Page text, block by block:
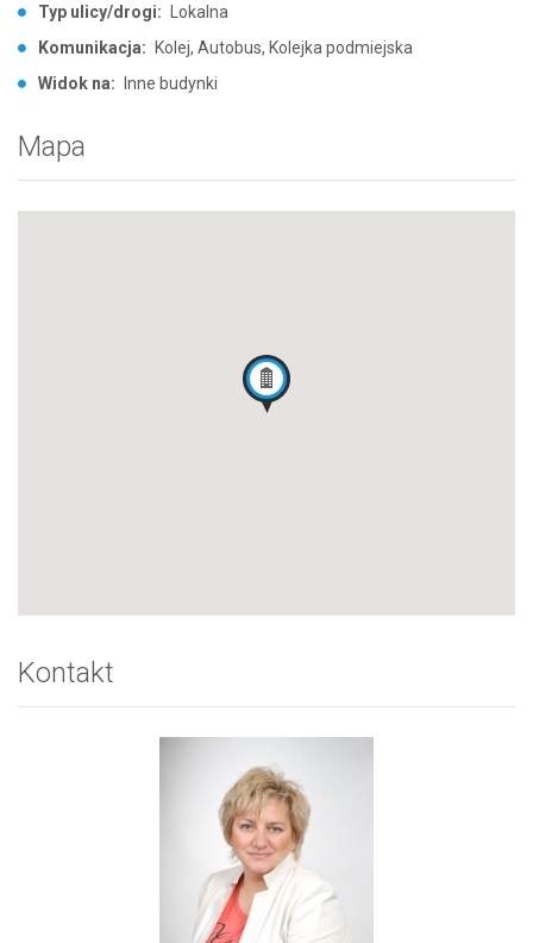
Typ ulicy/drogi: Lokalna
Komunikacja: Kolej, Autobus, Kolejka podmiejska
Widok na: Inne budynki
Mapa
Kontakt